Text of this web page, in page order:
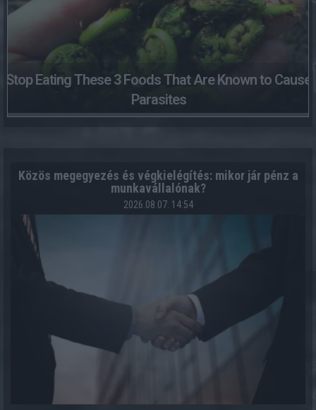
Stop Eating These 3 Foods That Are Known to Cause
Parasites
Közös megegyezés és végkielégítés: mikor jár pénz a
munkavállalónak?
2026.08.07. 14:54